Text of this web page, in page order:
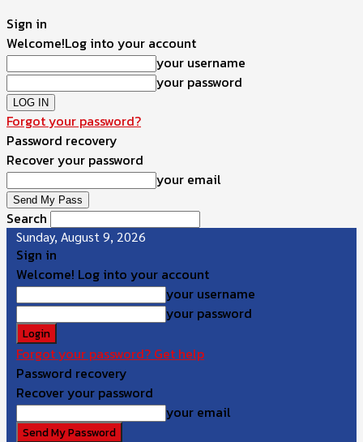
Sign in
Welcome!Log into your account
your username
your password
Forgot your password?
Password recovery
Recover your password
your email
Search
Sunday, August 9, 2026
Sign in
Welcome! Log into your account
your username
your password
Forgot your password? Get help
Password recovery
Recover your password
your email